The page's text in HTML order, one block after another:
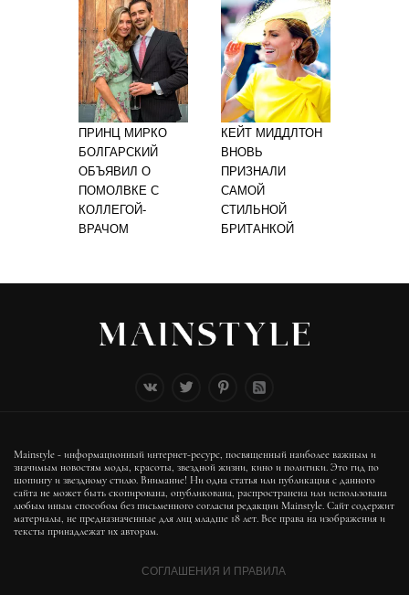
ПРИНЦ МИРКО
БОЛГАРСКИЙ
ОБЪЯВИЛ О
ПОМОЛВКЕ С
КОЛЛЕГОЙ-
ВРАЧОМ
КЕЙТ МИДДЛТОН
ВНОВЬ
ПРИЗНАЛИ
САМОЙ
СТИЛЬНОЙ
БРИТАНКОЙ
Mainstyle - информационный интернет-ресурс, посвященный наиболее важным и
значимым новостям моды, красоты, звездной жизни, кино и политики. Это гид по
шопингу и звездному стилю. Внимание! Ни одна статья или публикация с данного
сайта не может быть скопирована, опубликована, распространена или использована
любым иным способом без письменного согласия редакции Mainstyle. Сайт содержит
материалы, не предназначенные для лиц младше 18 лет. Все права на изображения и
тексты принадлежат их авторам.
СОГЛАШЕНИЯ И ПРАВИЛА